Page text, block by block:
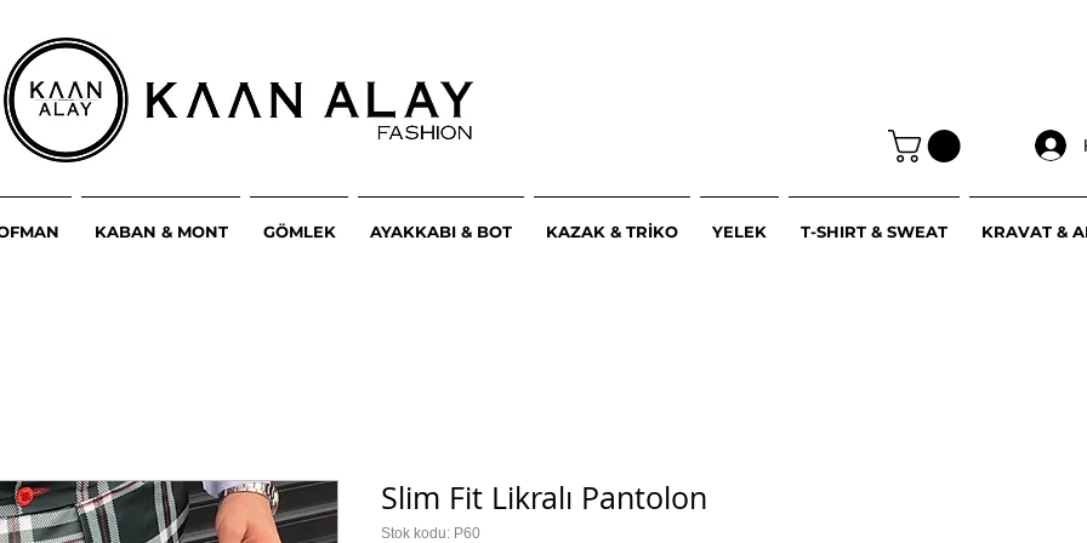
KABAN & MONT GÖMLEK AYAKKABI & BOT KAZAK & TRİKO YELEK T-SHIRT & SWEAT KRAVAT &
Slim Fit Likralı Pantolon
Stok kodu: P60